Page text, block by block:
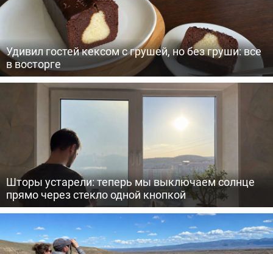
Удивил гостей кексом с грушей, но без груши: все
в восторге
Шторы устарели: теперь мы выключаем солнце
прямо через стекло одной кнопкой